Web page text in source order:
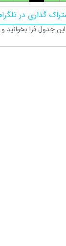
گذاری در
جدول فرا بخوانید و